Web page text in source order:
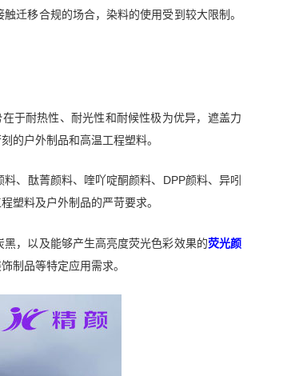
迁移合规的场合，染料的使用受到较大限制。
于耐热性、耐光性和耐候性极为优异，遮盖力
的户外制品和高温工程塑料。
、酞菁颜料、喹吖啶酮颜料、DPP颜料、异吲
塑料及户外制品的严苛要求。
，以及能够产生高亮度荧光色彩效果的荧光颜
制品等特定应用需求。